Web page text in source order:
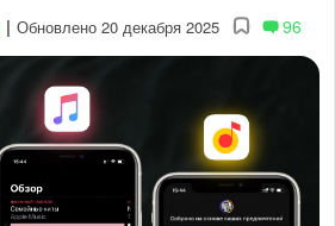
| Обновлено 20 декабря 2025 96